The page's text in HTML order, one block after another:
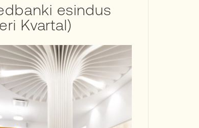
esindus
Kvartal)